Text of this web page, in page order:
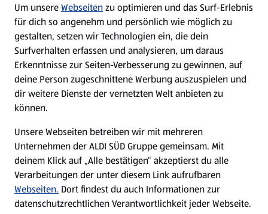
WhatsApp
Über ALDI SÜD
Filialen
Nachhaltigkeit
Karriere
Um unsereWebseitenzu optimieren und das Surf-Erlebnis
für dich so angenehm und persönlich wie möglich zu
gestalten, setzen wir Technologien ein, die dein
Surfverhalten erfassen und analysieren, um daraus
Erkenntnisse zur Seiten-Verbesserung zu gewinnen, auf
deine Person zugeschnittene Werbung auszuspielen und
dir weitere Dienste der vernetzten Welt anbieten zu
können.
Unsere Webseiten betreiben wir mit mehreren
Unternehmen der ALDI SÜD Gruppe gemeinsam. Mit
deinem Klick auf „Alle bestätigen“ akzeptierst du alle
Verarbeitungen der unter diesem Link aufrufbaren
Webseiten. Dort findest du auch Informationen zur
datenschutzrechtlichen Verantwortlichkeit jeder Webseite.